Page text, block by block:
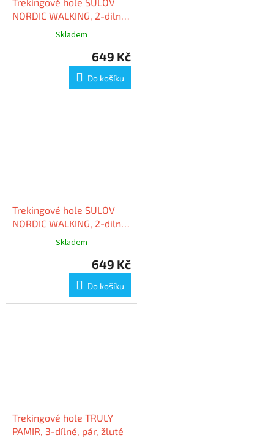
Trekingové hole SULOV
NORDIC WALKING, 2-dilné,
pár, oranžováSkladem
649 Kč
Do košíku
Trekingové hole SULOV
NORDIC WALKING, 2-dilné,
pár, zelenáSkladem
649 Kč
Do košíku
Trekingové hole TRULY
PAMIR, 3-dílné, pár, žluté